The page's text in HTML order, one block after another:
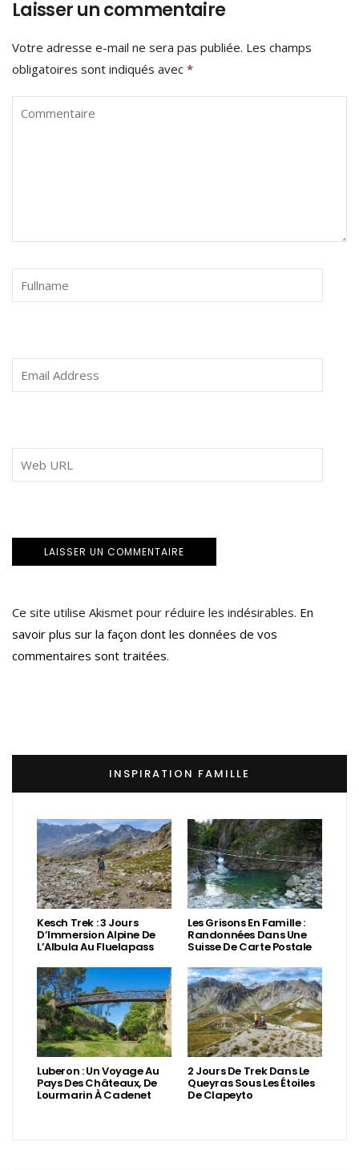
Laisser un commentaire
Votre adresse e-mail ne sera pas publiée. Les champs
obligatoires sont indiqués avec *
Ce site utilise Akismet pour réduire les indésirables. En
savoir plus sur la façon dont les données de vos
commentaires sont traitées.
INSPIRATION FAMILLE
Kesch Trek : 3 Jours
D’Immersion Alpine De
L’Albula Au Fluelapass
Les Grisons En Famille :
Randonnées Dans Une
Suisse De Carte Postale
Luberon : Un Voyage Au
Pays Des Châteaux, De
Lourmarin À Cadenet
2 Jours De Trek Dans Le
Queyras Sous Les Étoiles
De Clapeyto